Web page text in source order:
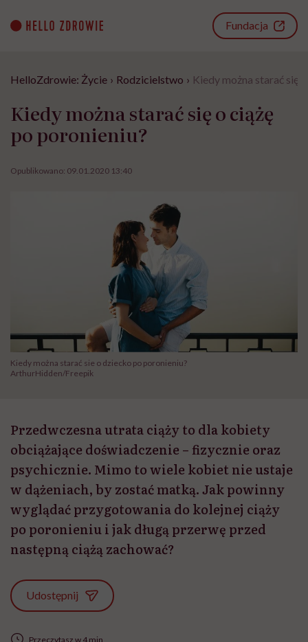
content
Fundacja
HelloZdrowie: Życie › Rodzicielstwo › Kiedy można starać się
Kiedy można starać się o ciążę
po poronieniu?
Opublikowano: 09.01.2020 13:40
Kiedy można starać sie o dziecko po poronieniu?
ArthurHidden/Freepik
Przedwczesna utrata ciąży to dla kobiety
obciążające doświadczenie – fizycznie oraz
psychicznie. Mimo to wiele kobiet nie ustaje
w dążeniach, by zostać matką. Jak powinny
wyglądać przygotowania do kolejnej ciąży
po poronieniu i jak długą przerwę przed
następną ciążą zachować?
Udostępnij
Przeczytasz w 4 min